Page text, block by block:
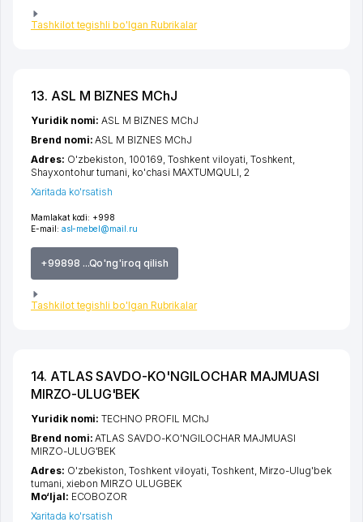
Tashkilot tegishli bo'lgan Rubrikalar
13. ASL M BIZNES MChJ
Mamlakat kodi: +998
E-mail: asl-mebel@mail.ru
+99898 ...Qo'ng'iroq qilish
Tashkilot tegishli bo'lgan Rubrikalar
Yuridik nomi:ASL M BIZNES MChJ
Brend nomi:ASL M BIZNES MChJ
Adres: O'zbekiston, 100169, Toshkent viloyati Toshkent
Shayxontohur tumani ko'chasi MAXTUMQULI , 2
Xaritada ko'rsatish
14. ATLAS SAVDO-KO'NGILOCHAR MAJMUASI
MIRZO-ULUG'BEK
Yuridik nomi:TECHNO PROFIL MChJ
Brend nomi:ATLAS SAVDO-KO'NGILOCHAR MAJMUASI
MIRZO-ULUG'BEK
Adres: O'zbekiston,Toshkent viloyati ,Toshkent, Mirzo-Ulug'bek
tumani xiеbon MIRZO ULUGBEK
Mo‘ljal: ECOBOZOR
Xaritada ko'rsatish